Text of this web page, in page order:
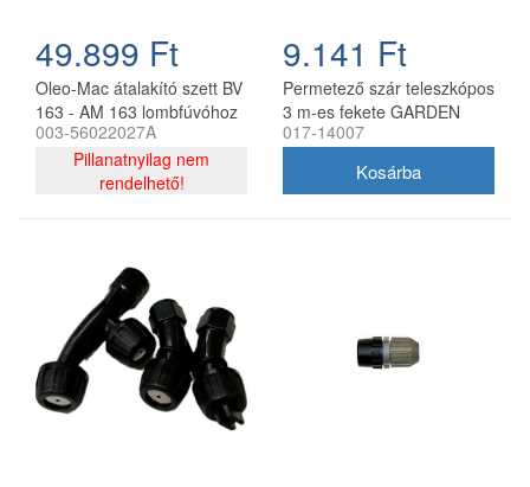
49.899 Ft
Oleo-Mac átalakító szett BV
163 - AM 163 lombfúvóhoz
003-56022027A
Pillanatnyilag nem
rendelhető!
9.141 Ft
Permetező szár teleszkópos
3 m-es fekete GARDEN
(017-14007)
017-14007